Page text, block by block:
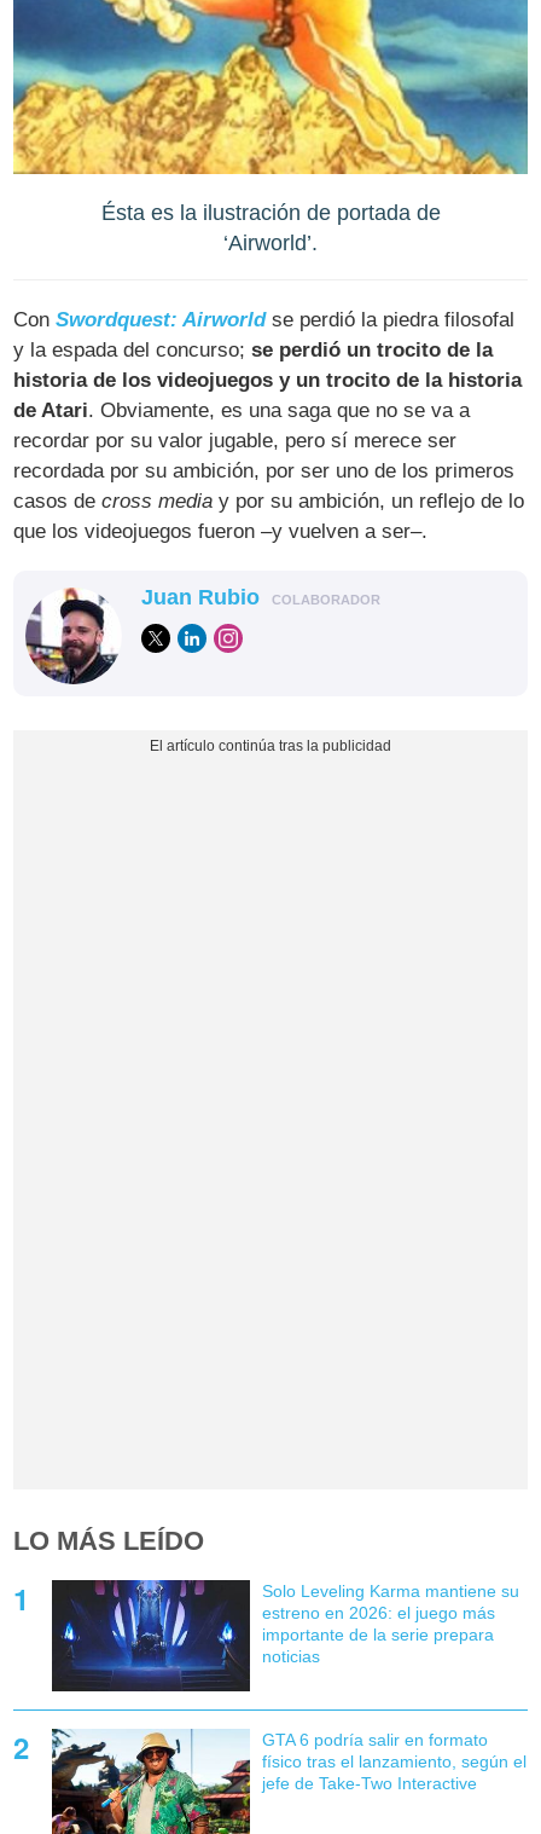
Ésta es la ilustración de portada de
‘Airworld’.
ConSwordquest: Airworldse perdió la piedra filosofal
y la espada del concurso;se perdió un trocito de la
historia de los videojuegos y un trocito de la historia
de Atari. Obviamente, es una saga que no se va a
recordar por su valor jugable, pero sí merece ser
recordada por su ambición, por ser uno de los primeros
casos decross media y por su ambición, un reflejo de lo
que los videojuegos fueron –y vuelven a ser–.
Juan Rubio COLABORADOR
LO MÁS LEÍDO
Solo Leveling Karma mantiene su
estreno en 2026: el juego más
importante de la serie prepara
noticias
GTA 6 podría salir en formato
físico tras el lanzamiento, según el
jefe de Take-Two Interactive